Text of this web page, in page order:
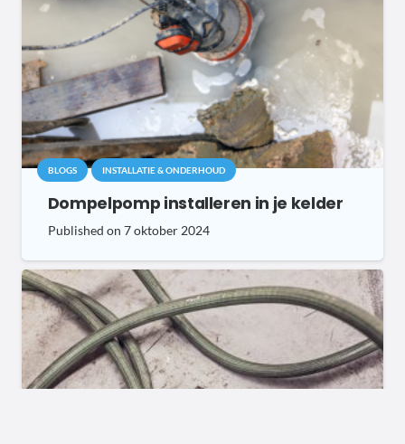
BLOGS INSTALLATIE & ONDERHOUD
Dompelpomp installeren in je kelder
Published on 7 oktober 2024